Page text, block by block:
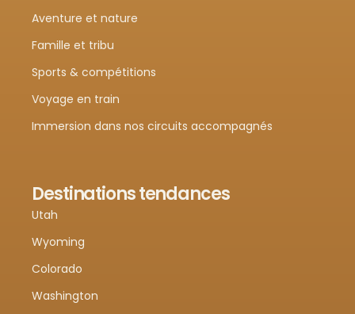
Aventure et nature
Famille et tribu
Sports & compétitions
Voyage en train
Immersion dans nos circuits accompagnés
Destinations tendances
Utah
Wyoming
Colorado
Washington